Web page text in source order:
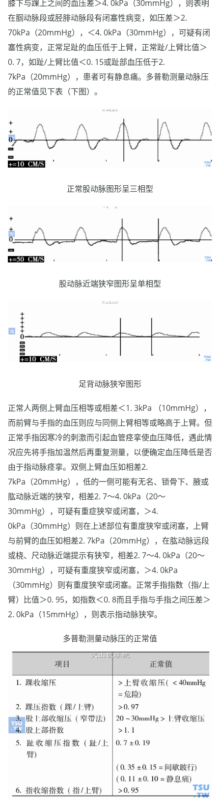
膝下与踝上之间的血压差＞4. 0kPa（30mmHg），则表明
在腘动脉段或胫腓动脉段有闭塞性病变，如压差＞2.
70kPa（20mmHg），＜4. 0kPa（30mmHg），可疑有闭
塞性病变，正常足趾的血压低于上臂，正常趾/上臂比值＞
0. 7，如趾/上臂比值＜0. 15或趾部血压低于2.
7kPa（20mmHg），患者可有静息痛。多普勒测量动脉压
的正常值见下表（下图）。
正常股动脉图形呈三相型
股动脉近端狭窄图形呈单相型
足背动脉狭窄图形
正常人两侧上臂血压相等或相差＜1. 3kPa （10mmHg），
而前臂与手指的血压则应与同侧上臂相等或略高于上臂。但
正常手指因寒冷的刺激而引起血管痉挛使血压降低，遇此情
况应先将手指加温然后再重复测量，以便确定血压降低是否
由于指动脉痉挛。双侧上臂血压如相差2.
7kPa（20mmHg），低的一侧可能有无名、锁骨下、腋或
肱动脉近端的狭窄，相差2. 7～4. 0kPa（20～
30mmHg），可疑有重症狭窄或闭塞，＞4.
0kPa（30mmHg）则在上述部位有重度狭窄或闭塞，上臂
与前臂的血压如相差2. 7kPa（20mmHg），在肱动脉远段
或桡、尺动脉近端提示有狭窄，相差2. 7～4. 0kPa（20～
30mmHg），可疑有重度狭窄或闭塞，＞4. 0kPa
（30mmHg）则有重度狭窄或闭塞。正常手指指数（指/上
臂）比值＞0. 95，如指数＜0. 8而且手指与手指之间压差＞
2. 0kPa（15mmHg），则表示指动脉狭窄。
多普勒测量动脉压的正常值